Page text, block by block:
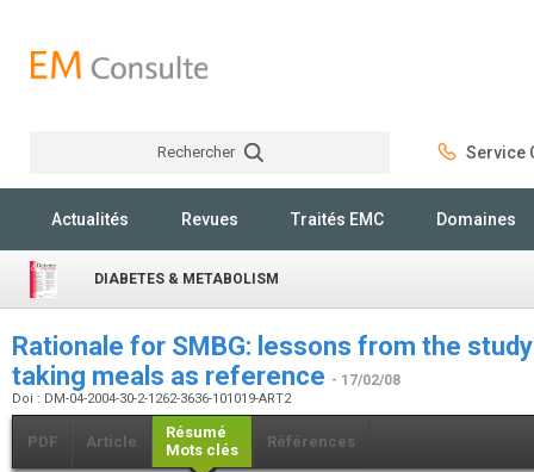
Rechercher Service
Actualités Revues Traités EMC Domaines
DIABETES & METABOLISM
Rationale for SMBG: lessons from the
taking meals as reference - 17/02/08
Doi : DM-04-2004-30-2-1262-3636-101019-ART2
PDF Article
Résumé
Mots clés
Références